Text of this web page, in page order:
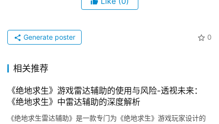
0
Generate poster
相关推荐
《绝地求生》游戏雷达辅助的使用与风险-透视未来：
《绝地求生》中雷达辅助的深度解析
《绝地求生雷达辅助》是一款专门为《绝地求生》游戏玩家设计的